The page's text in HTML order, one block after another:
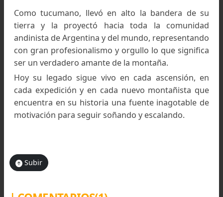
Con esta gran hazaña, Alfredo siguió
experiencia y volviendo a las alturas,
una vez más el Chañi (en Jujuy) en
nuevamente el Condoriri (en Bolivia).
A mediados/ finales de 1985 partió hacia
Ojo del Salado
Él no logra hacer cumbre y se vuelve con un